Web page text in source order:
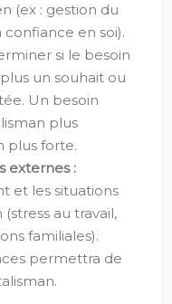
(ex : gestion du
confiance en soi).
si le besoin
un souhait ou
Un besoin
plus
plus forte.
externes :
et les situations
au travail,
familiales).
permettra de